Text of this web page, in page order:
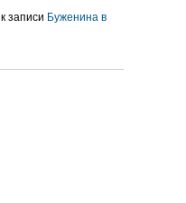
к записи Буженина в